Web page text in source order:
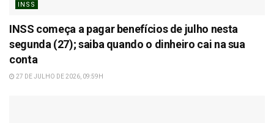
INSS
INSS começa a pagar benefícios de julho nesta
segunda (27); saiba quando o dinheiro cai na sua
conta
27 DE JULHO DE 2026, 09:59H